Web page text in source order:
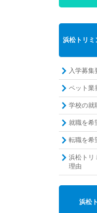
浜松トリミ
入学募集
ペット業
学校の就
就職を希
転職を希
浜松トリ
理由
浜松